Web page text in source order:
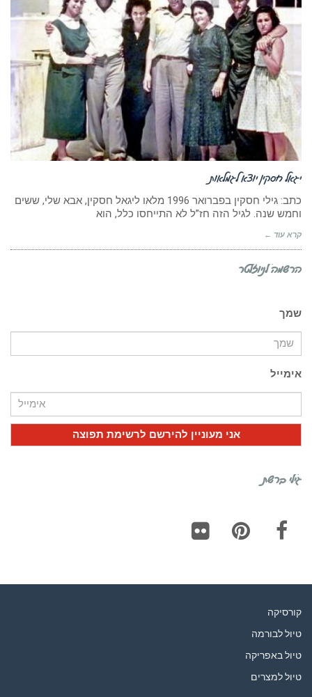
יגאל חסקין יוצא לגמלאות
כתב: גילי חסקין בפברואר 1996 מלאו ליגאל חסקין, אבא שלי, ששים
וחמש שנה. לגיל הזה חז”ל לא התייחסו כלל, הוא
קרא עוד ←
הרשמה לניוזלטר
שמך
אימייל
גילי ברשת
קורסיקה
טיול לבורמה
טיול באפריקה
טיול למצרים